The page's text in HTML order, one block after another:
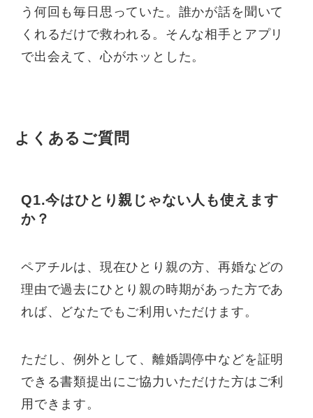
う何回も毎日思っていた。誰かが話を聞いて
くれるだけで救われる。そんな相手とアプリ
で出会えて、心がホッとした。
よくあるご質問
Q1.今はひとり親じゃない人も使えます
か？
ペアチルは、現在ひとり親の方、再婚などの
理由で過去にひとり親の時期があった方であ
れば、どなたでもご利用いただけます。
ただし、例外として、離婚調停中などを証明
できる書類提出にご協力いただけた方はご利
用できます。